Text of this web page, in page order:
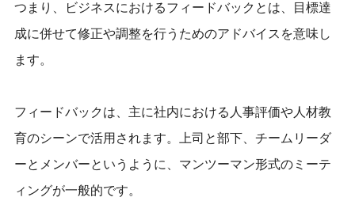
つまり、ビジネスにおけるフィードバックとは、目標達
成に併せて修正や調整を行うためのアドバイスを意味し
ます。
フィードバックは、主に社内における人事評価や人材教
育のシーンで活用されます。上司と部下、チームリーダ
ーとメンバーというように、マンツーマン形式のミーテ
ィングが一般的です。